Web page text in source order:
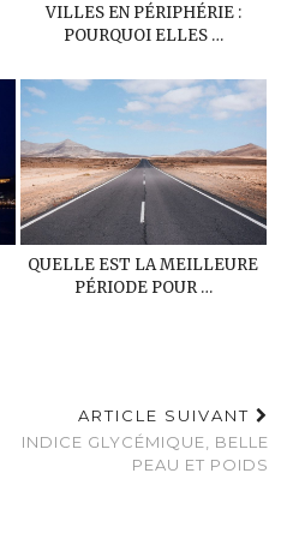
VILLES EN PÉRIPHÉRIE :
POURQUOI ELLES …
QUELLE EST LA MEILLEURE
PÉRIODE POUR …
ARTICLE SUIVANT
INDICE GLYCÉMIQUE, BELLE
PEAU ET POIDS